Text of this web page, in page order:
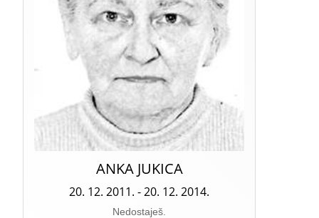
ANKA JUKICA
20. 12. 2011. - 20. 12. 2014.
Nedostaješ.